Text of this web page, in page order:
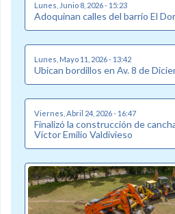
Lunes, Junio 8, 2026 - 15:23
Adoquinan calles del barrio El
Lunes, Mayo 11, 2026 - 13:42
Ubican bordillos en Av. 8 de
Viernes, Abril 24, 2026 - 16:47
Finalizó la construcción de
Víctor Emilio Valdivieso